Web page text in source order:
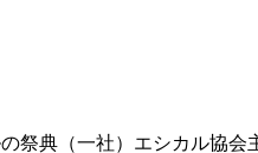
祭典（一社）エシカル協会